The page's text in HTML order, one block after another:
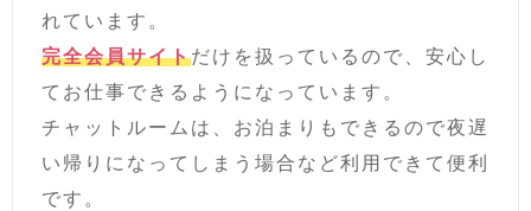
れています。
完全会員サイトだけを扱っているので、安心し
てお仕事できるようになっています。
チャットルームは、お泊まりもできるので夜遅
い帰りになってしまう場合など利用できて便利
です。